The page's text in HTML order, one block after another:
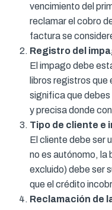
vencimiento del
reclamar el cobro
factura se
Registro del
El impago debe
libros registros que
significa que
y precisa donde
Tipo de cliente e
El cliente debe ser
no es autónomo, la
excluido) debe ser
que el crédito
Reclamación de